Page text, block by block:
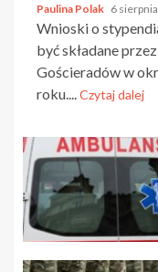
Paulina Polak 6
Wnioski o
być składane
Gościeradów w
roku....Czytaj dalej